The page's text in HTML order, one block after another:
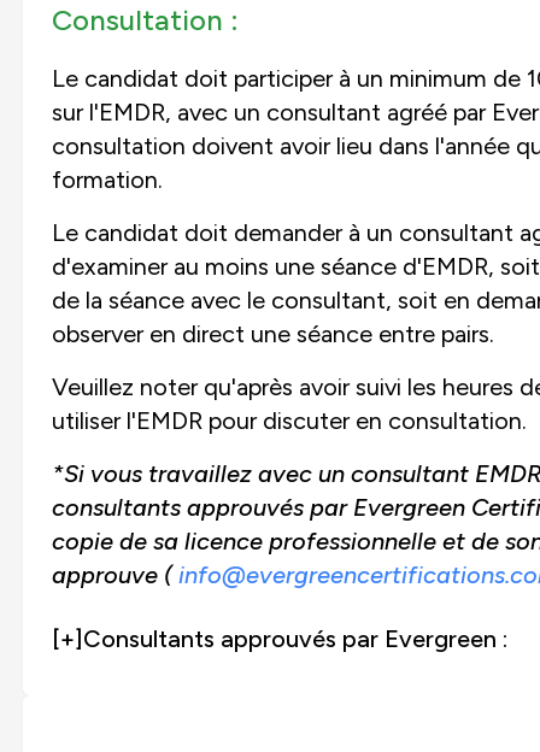
Consultation :
Le candidat doit participer à un minimum de
sur l'EMDR, avec un consultant agréé par
consultation doivent avoir lieu dans l'année
formation.
Le candidat doit demander à un consultant
d'examiner au moins une séance d'EMDR,
de la séance avec le consultant, soit en
observer en direct une séance entre pairs.
Veuillez noter qu'après avoir suivi les heures
utiliser l'EMDR pour discuter en consultation.
*Si vous travaillez avec un consultant
consultants approuvés par Evergreen
copie de sa licence professionnelle et de
approuve (
[+]Consultants approuvés par Evergreen :